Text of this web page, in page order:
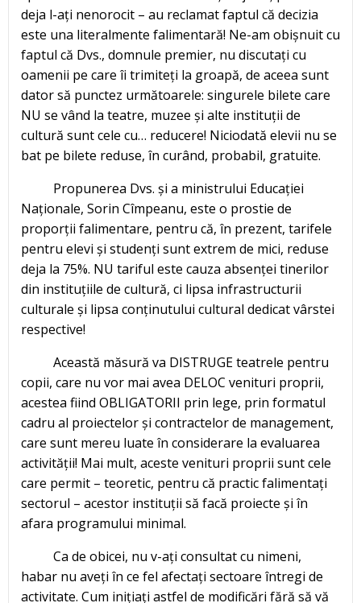
deja l-ați nenorocit – au reclamat faptul că decizia
este una literalmente falimentară! Ne-am obișnuit cu
faptul că Dvs., domnule premier, nu discutați cu
oamenii pe care îi trimiteți la groapă, de aceea sunt
dator să punctez următoarele: singurele bilete care
NU se vând la teatre, muzee și alte instituții de
cultură sunt cele cu… reducere! Niciodată elevii nu se
bat pe bilete reduse, în curând, probabil, gratuite.
Propunerea Dvs. și a ministrului Educației
Naționale, Sorin Cîmpeanu, este o prostie de
proporții falimentare, pentru că, în prezent, tarifele
pentru elevi și studenți sunt extrem de mici, reduse
deja la 75%. NU tariful este cauza absenței tinerilor
din instituțiile de cultură, ci lipsa infrastructurii
culturale și lipsa conținutului cultural dedicat vârstei
respective!
Această măsură va DISTRUGE teatrele pentru
copii, care nu vor mai avea DELOC venituri proprii,
acestea fiind OBLIGATORII prin lege, prin formatul
cadru al proiectelor și contractelor de management,
care sunt mereu luate în considerare la evaluarea
activității! Mai mult, aceste venituri proprii sunt cele
care permit – teoretic, pentru că practic falimentați
sectorul – acestor instituții să facă proiecte și în
afara programului minimal.
Ca de obicei, nu v-ați consultat cu nimeni,
habar nu aveți în ce fel afectați sectoare întregi de
activitate. Cum inițiați astfel de modificări fără să vă